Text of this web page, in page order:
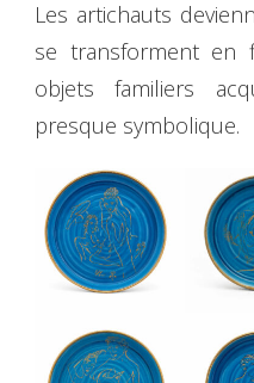
Les artichauts
se transforment en
objets familiers
presque symbolique.